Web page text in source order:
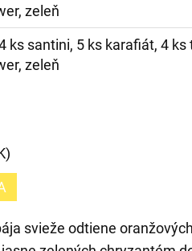
zeleň
ks santini, 5 ks karafiát, 4 ks
zeleň
svieže odtiene